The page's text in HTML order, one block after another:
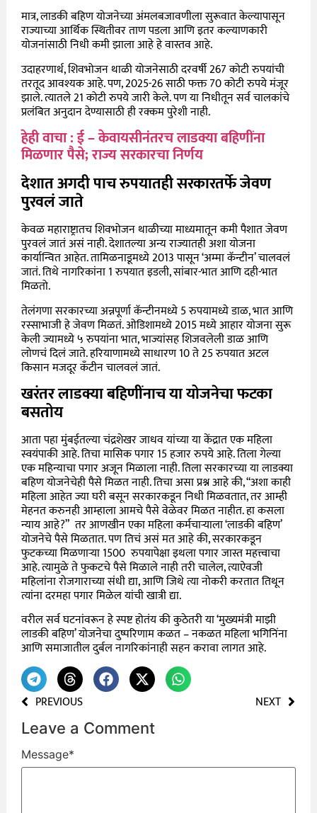
मात्र, लाडकी बहिण योजनेच्या अंमलबजावणीला सुरूवात केल्यापासून
राज्याच्या आर्थिक स्थितीवर ताण पडला आणि इतर कल्याणकारी
योजनांसाठी निधी कमी झाला आहे हे वास्तव आहे.
उदाहरणार्थ, शिवभोजन थाळी योजनेसाठी दरवर्षी 267 कोटी रुपयांची
तरतूद आवश्यक आहे. पण, 2025-26 साठी फक्त 70 कोटी रुपये मंजूर
झाले. त्यातले 21 कोटी रुपये जारी केले. पण या निधीतून सर्व चालकांचे
प्रलंबित अनुदान देण्यासाठी ही रक्कम पुरेशी नाही.
हेही वाचा : ई – केवायसीनंतरच लाडक्या बहिणींना
मिळणार पैसे; राज्य सरकारचा निर्णय
देशात अगदी पाच रुपयातही सरकारतर्फे जेवण
पुरवलं जाते
केवळ महाराष्ट्रातच शिवभोजन थाळीच्या माध्यमातून कमी पैशात जेवण
पुरवलं जातं असं नाही. देशातल्या अन्य राज्यातही अशा योजना
कार्यान्वित आहेत. तामिळनाडूमध्ये 2013 पासून ‘अम्मा कॅन्टीन’ चालवलं
जातं. तिथे नागरिकांना 1 रुपयात इडली, सांबार-भात आणि दही-भात
मिळतो.
तेलंगणा सरकारच्या अन्नपूर्णा कॅन्टीनमध्ये 5 रुपयामध्ये डाळ, भात आणि
रस्साभाजी हे जेवण मिळतं. ओडिशामध्ये 2015 मध्ये आहार योजना सुरू
केली ज्यामध्ये ५ रुपयांना भात, भाज्यांसह शिजवलेली डाळ आणि
लोणचं दिलं जाते. हरियाणामध्ये साधारण 10 ते 25 रुपयात अटल
किसान मजदूर कँटीन चालवलं जातं.
खरंतर लाडक्या बहिणींनाच या योजनेचा फटका
बसतोय
आता पहा मुंबईतल्या चंद्रशेखर जाधव यांच्या या केंद्रात एक महिला
स्वयंपाकी आहे. तिचा मासिक पगार 15 हजार रुपये आहे. तिला गेल्या
एक महिन्याचा पगार अजून मिळाला नाही. तिला सरकारच्या या लाडक्या
बहिण योजनेचेही पैसे मिळत नाही. तिचा असा प्रश्न आहे की, “अशा काही
महिला आहेत ज्या घरी बसून सरकारकडून निधी मिळवतात, तर आम्ही
मेहनत करुनही आम्हाला आमचे पैसे वेळेवर मिळत नाहीत. हा कसला
न्याय आहे?” तर आणखीन एका महिला कर्मचाऱ्याला ‘लाडकी बहिण’
योजनेचे पैसे मिळतात. पण तिचं असं मत आहे की, सरकारकडून
फुटकच्या मिळणाऱ्या 1500 रुपयापेक्षा इथला पगार जास्त महत्त्वाचा
आहे. त्यामुळे ते फुकटचे पैसे मिळाले नाही तरी चालेल, त्याऐवजी
महिलांना रोजगाराच्या संधी द्या, आणि जिथे त्या नोकरी करतात तिथून
त्यांना दरमहा पगार मिळेल यांची खात्री द्या.
वरील सर्व घटनांवरून हे स्पष्ट होतंय की कुठेतरी या ‘मुख्यमंत्री माझी
लाडकी बहिण’ योजनेचा दुष्परिणाम कळत – नकळत महिला भगिनिंना
आणि समाजातील दुर्बल नागरिकांनाही सहन करावा लागत आहे.
PREVIOUS NEXT
Leave a Comment
Message*